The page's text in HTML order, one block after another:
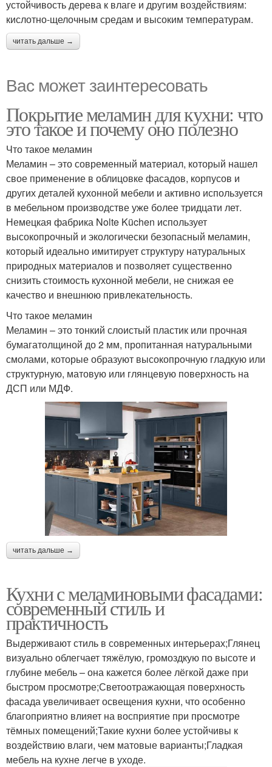
устойчивость дерева к влаге и другим воздействиям:
кислотно-щелочным средам и высоким температурам.
читать дальше →
Вас может заинтересовать
Покрытие меламин для кухни: что
это такое и почему оно полезно
Что такое меламин
Меламин – это современный материал, который нашел
свое применение в облицовке фасадов, корпусов и
других деталей кухонной мебели и активно используется
в мебельном производстве уже более тридцати лет.
Немецкая фабрика Nolte Küchen использует
высокопрочный и экологически безопасный меламин,
который идеально имитирует структуру натуральных
природных материалов и позволяет существенно
снизить стоимость кухонной мебели, не снижая ее
качество и внешнюю привлекательность.
Что такое меламин
Меламин – это тонкий слоистый пластик или прочная
бумагатолщиной до 2 мм, пропитанная натуральными
смолами, которые образуют высокопрочную гладкую или
структурную, матовую или глянцевую поверхность на
ДСП или МДФ.
читать дальше →
Кухни с меламиновыми фасадами:
современный стиль и
практичность
Выдерживают стиль в современных интерьерах;Глянец
визуально облегчает тяжёлую, громоздкую по высоте и
глубине мебель – она кажется более лёгкой даже при
быстром просмотре;Светоотражающая поверхность
фасада увеличивает освещения кухни, что особенно
благоприятно влияет на восприятие при просмотре
тёмных помещений;Такие кухни более устойчивы к
воздействию влаги, чем матовые варианты;Гладкая
мебель на кухне легче в уходе.